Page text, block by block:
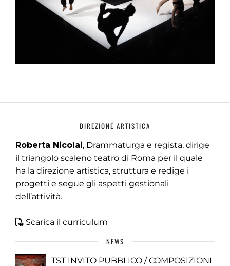
DIREZIONE ARTISTICA
Roberta Nicolai, Drammaturga e regista, dirige
il triangolo scaleno teatro di Roma per il quale
ha la direzione artistica, struttura e redige i
progetti e segue gli aspetti gestionali
dell’attività.
Scarica il curriculum
NEWS
TST INVITO PUBBLICO / COMPOSIZIONI